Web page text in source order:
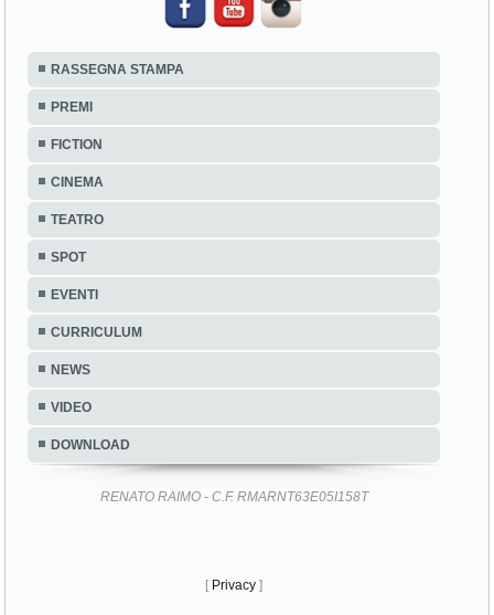
RASSEGNA STAMPA
PREMI
FICTION
CINEMA
TEATRO
SPOT
EVENTI
CURRICULUM
NEWS
VIDEO
DOWNLOAD
RENATO RAIMO - C.F. RMARNT63E05I158T
[ Privacy ]